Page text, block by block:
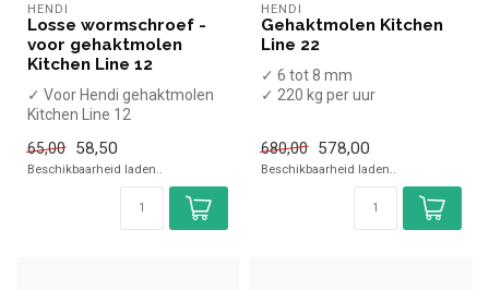
HENDI
Losse wormschroef -
voor gehaktmolen
Kitchen Line 12
✓ Voor Hendi gehaktmolen
Kitchen Line 12
65,00
58,50
Beschikbaarheid laden..
HENDI
Gehaktmolen Kitchen
Line 22
✓ 6 tot 8 mm
✓ 220 kg per uur
680,00
578,00
Beschikbaarheid laden..